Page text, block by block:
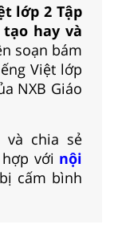
lớp 2 Tập
tạo hay và
soạn bám
Việt lớp
NXB Giáo
và chia sẻ
với nội
cấm bình